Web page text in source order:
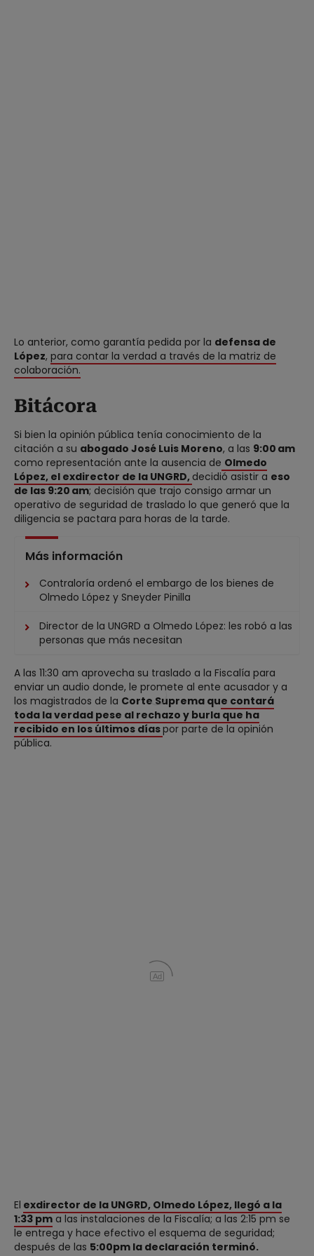
Lo anterior, como garantía pedida por la defensa de
López, para contar la verdad a través de la matriz de
colaboración.
Bitácora
Si bien la opinión pública tenía conocimiento de la
citación a su abogado José Luis Moreno, a las 9:00 am
como representación ante la ausencia de Olmedo
López, el exdirector de la UNGRD, decidió asistir a eso
de las 9:20 am; decisión que trajo consigo armar un
operativo de seguridad de traslado lo que generó que la
diligencia se pactara para horas de la tarde.
Más información
Contraloría ordenó el embargo de los bienes de
Olmedo López y Sneyder Pinilla
Director de la UNGRD a Olmedo López: les robó a las
personas que más necesitan
A las 11:30 am aprovecha su traslado a la Fiscalía para
enviar un audio donde, le promete al ente acusador y a
los magistrados de la Corte Suprema que contará
toda la verdad pese al rechazo y burla que ha
recibido en los últimos díaspor parte de la opinión
pública.
Ad
El exdirector de la UNGRD, Olmedo López, llegó a la
1:33 pm a las instalaciones de la Fiscalía; a las 2:15 pm se
le entrega y hace efectivo el esquema de seguridad;
después de las 5:00pm la declaración terminó.